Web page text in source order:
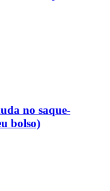
no saque-
bolso)